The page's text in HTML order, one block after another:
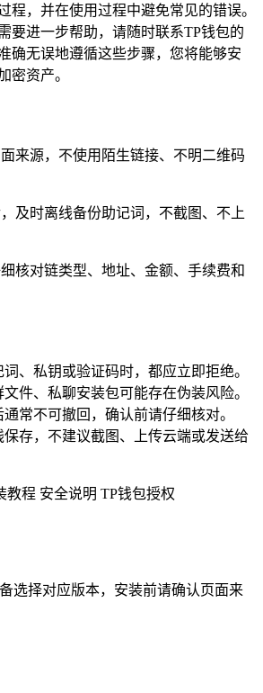
程，并在使用过程中避免常见的错误。
要进一步帮助，请随时联系TP钱包的
确无误地遵循这些步骤，您将能够安
密资产。
来源，不使用陌生链接、不明二维码
及时离线备份助记词，不截图、不上
核对链类型、地址、金额、手续费和
、私钥或验证码时，都应立即拒绝。
件、私聊安装包可能存在伪装风险。
常不可撤回，确认前请仔细核对。
保存，不建议截图、上传云端或发送给
教程 安全说明 TP钱包授权
选择对应版本，安装前请确认页面来